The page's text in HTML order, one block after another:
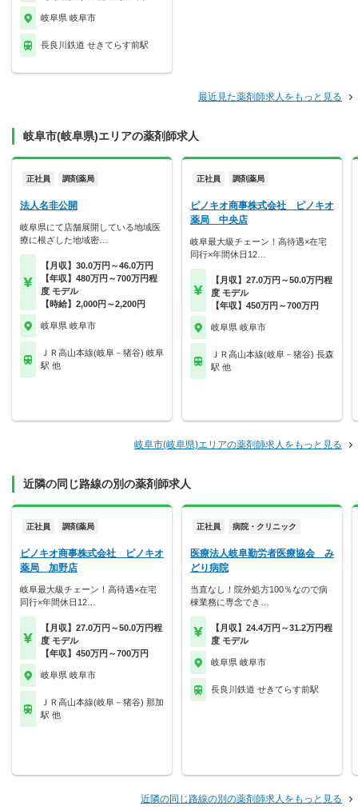
岐阜県 岐阜市
長良川鉄道 せきてらす前駅
最近見た薬剤師求人をもっと見る
岐阜市(岐阜県)エリアの薬剤師求人
正社員 調剤薬局
法人名非公開
岐阜県にて店舗展開している地域医
療に根ざした地域密…
【月収】30.0万円～46.0万円
【年収】480万円～700万円程
度 モデル
【時給】2,000円～2,200円
岐阜県 岐阜市
ＪＲ高山本線(岐阜－猪谷) 岐阜
駅 他
正社員 調剤薬局
ピノキオ商事株式会社 ピノキオ
薬局 中央店
岐阜最大級チェーン！高待遇×在宅
同行×年間休日12…
【月収】27.0万円～50.0万円程
度 モデル
【年収】450万円～700万円
岐阜県 岐阜市
ＪＲ高山本線(岐阜－猪谷) 長森
駅 他
岐阜市(岐阜県)エリアの薬剤師求人をもっと見る
近隣の同じ路線の別の薬剤師求人
正社員 調剤薬局
ピノキオ商事株式会社 ピノキオ
薬局 加野店
岐阜最大級チェーン！高待遇×在宅
同行×年間休日12…
【月収】27.0万円～50.0万円程
度 モデル
【年収】450万円～700万円
岐阜県 岐阜市
ＪＲ高山本線(岐阜－猪谷) 那加
駅 他
正社員 病院・クリニック
医療法人岐阜勤労者医療協会 み
どり病院
当直なし！院外処方100％なので病
棟業務に専念でき…
【月収】24.4万円～31.2万円程
度 モデル
岐阜県 岐阜市
長良川鉄道 せきてらす前駅
近隣の同じ路線の別の薬剤師求人をもっと見る